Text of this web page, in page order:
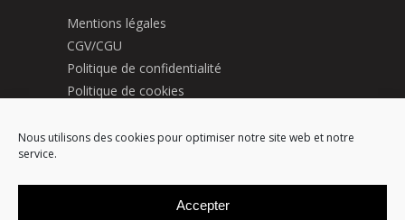
Nous utilisons des cookies pour optimiser notre site web et notre
service.
Accepter
Mentions légales
CGV/CGU
Politique de confidentialité
Politique de cookies